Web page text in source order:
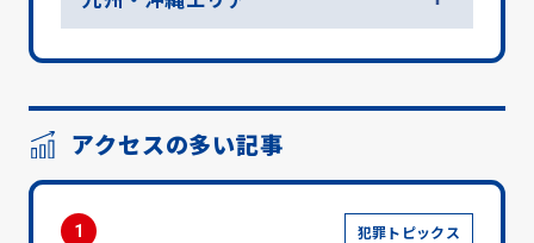
アクセスの多い記事
1 犯罪トピックス